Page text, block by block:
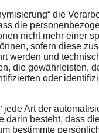
die
die
nicht mehr einer
sofern diese
werden und
die gewährleisten,
oder
jede Art der
darin besteht, dass
bestimmte